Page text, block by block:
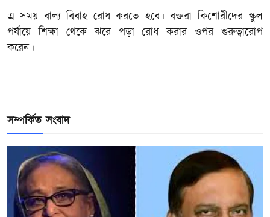
এ সময় বাল্য বিবাহ রোধ করতে হবে। বক্তরা কিশোরীদের স্কুল
পর্যায়ে শিক্ষা থেকে ঝরে পড়া রোধ করার ওপর গুরুত্বারোপ
করেন।
সম্পর্কিত সংবাদ